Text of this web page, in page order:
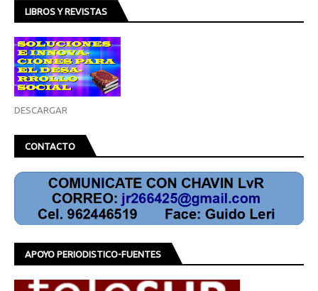
LIBROS Y REVISTAS
DESCARGAR
CONTACTO
APOYO PERIODISTICO-FUENTES